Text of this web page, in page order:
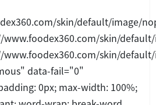
skin/default/image/
www.foodex360.com/skin/
www.foodex360.com/skin/
data-fail="0"
0px; max-width: 100%;